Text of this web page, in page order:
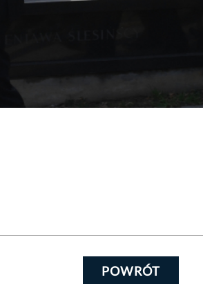
POWRÓT